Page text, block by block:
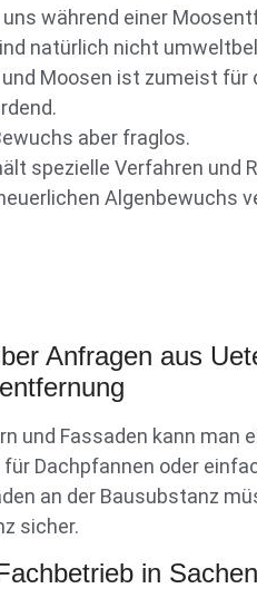
uns während einer
natürlich nicht
Moosen ist zumeist für
aber fraglos.
spezielle Verfahren und
Algenbewuchs
Anfragen aus
und Fassaden kann
Dachpfannen oder
an der Bausubstanz
sicher.
in